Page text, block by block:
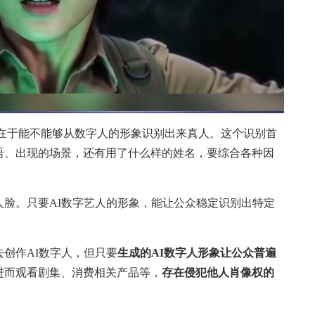
于能不能够从数字人的形象识别出来真人。这个识别首
出现的场景，还有用了什么样的姓名，要综合各种因
只要AI数字艺人的形象，能让公众稳定识别出特定
作AI数字人，但只要生成的AI数字人形象让公众普遍
观看剧集、消费相关产品等， 存在侵犯他人肖像权的